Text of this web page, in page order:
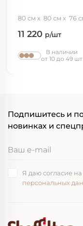
80 см 80 см 76
11 220 р/шт
В наличии
от 10 до 49 шт
Подпишитесь и
новинках и
Я даю согласие на
персональных